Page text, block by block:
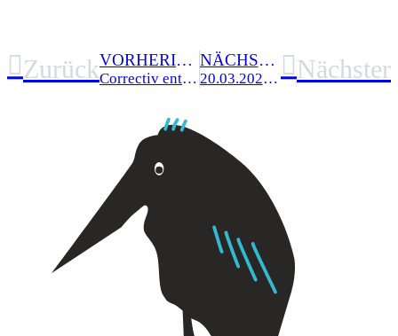
Zurück VORHERIGE NEWS
Correctiv enthüllt: Rechtsextreme Pläne gegen Deutschland
NÄCHSTE NEWS
20.03.2024 ist Welttag des Theaters für junges Publikum Nächster